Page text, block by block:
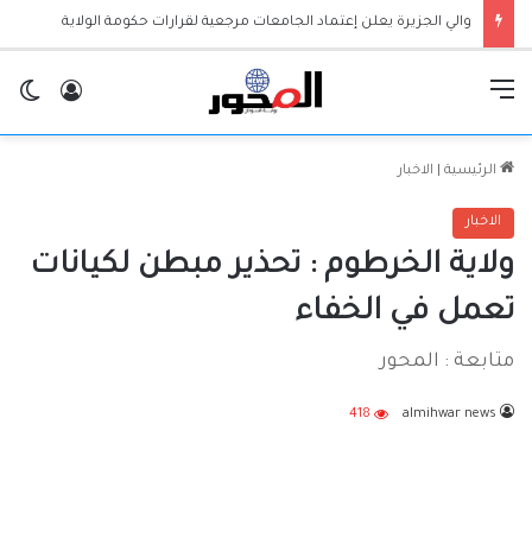
والي الجزيرة يعلن إعتماد الجامعات مرجعية لقرارات حكومة الولاية
الرئيسية الاخبار
الاخبار
ولاية الخرطوم : تحذير مبطن لكيانات
تعمل في الخفاء
متابعة : المحور
almihwar news
418